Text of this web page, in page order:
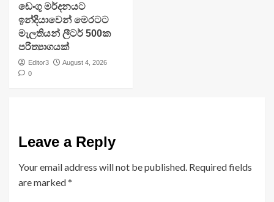
ඩෙංගු මර්දනයට
ඉන්දියාවෙන් මෙරටට
මැලතියන් ලීටර් 500ක
පරිත්‍යාගයක්
Editor3
August 4, 2026
0
Leave a Reply
Your email address will not be published. Required fields
are marked*